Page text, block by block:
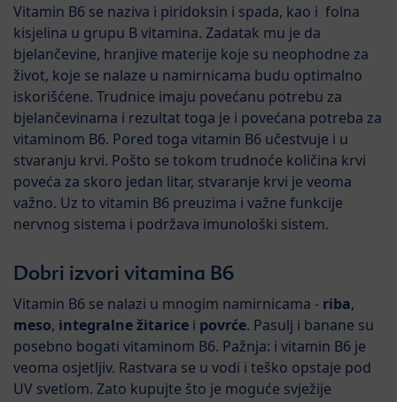
Vitamin B6 se naziva i piridoksin i spada, kao i folna
kisjelina u grupu B vitamina. Zadatak mu je da
bjelančevine, hranjive materije koje su neophodne za
život, koje se nalaze u namirnicama budu optimalno
iskorišćene. Trudnice imaju povećanu potrebu za
bjelančevinama i rezultat toga je i povećana potreba za
vitaminom B6. Pored toga vitamin B6 učestvuje i u
stvaranju krvi. Pošto se tokom trudnoće količina krvi
poveća za skoro jedan litar, stvaranje krvi je veoma
važno. Uz to vitamin B6 preuzima i važne funkcije
nervnog sistema i podržava imunološki sistem.
Dobri izvori vitamina B6
Vitamin B6 se nalazi u mnogim namirnicama - riba,
meso, integralne žitarice i povrće. Pasulj i banane su
posebno bogati vitaminom B6. Pažnja: i vitamin B6 je
veoma osjetljiv. Rastvara se u vodi i teško opstaje pod
UV svetlom. Zato kupujte što je moguće svježije